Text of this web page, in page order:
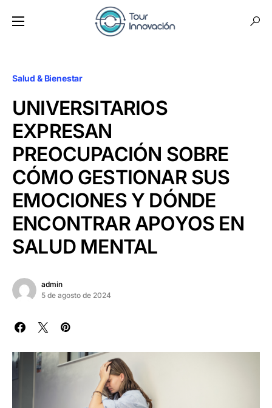
Salud & Bienestar
UNIVERSITARIOS
EXPRESAN
PREOCUPACIÓN SOBRE
CÓMO GESTIONAR SUS
EMOCIONES Y DÓNDE
ENCONTRAR APOYOS EN
SALUD MENTAL
admin
5 de agosto de 2024